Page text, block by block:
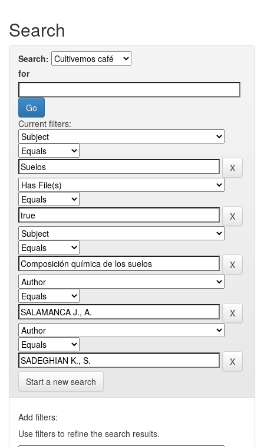
Search
Search:
for
Current filters:
Start a new search
Add filters:
Use filters to refine the search results.